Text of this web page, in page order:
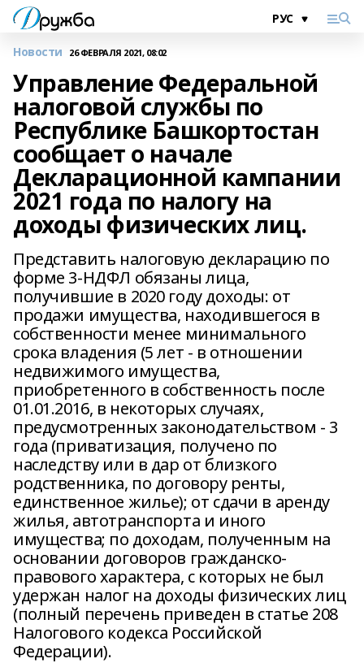
Новости 26 ФЕВРАЛЯ 2021, 08:02
Управление Федеральной
налоговой службы по
Республике Башкортостан
сообщает о начале
Декларационной кампании
2021 года по налогу на
доходы физических лиц.
Представить налоговую декларацию по
форме 3-НДФЛ обязаны лица,
получившие в 2020 году доходы: от
продажи имущества, находившегося в
собственности менее минимального
срока владения (5 лет - в отношении
недвижимого имущества,
приобретенного в собственность после
01.01.2016, в некоторых случаях,
предусмотренных законодательством - 3
года (приватизация, получено по
наследству или в дар от близкого
родственника, по договору ренты,
единственное жилье); от сдачи в аренду
жилья, автотранспорта и иного
имущества; по доходам, полученным на
основании договоров гражданско-
правового характера, с которых не был
удержан налог на доходы физических лиц
(полный перечень приведен в статье 208
Налогового кодекса Российской
Федерации).